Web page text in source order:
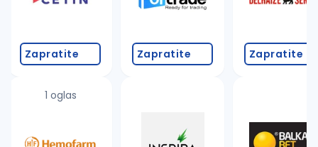
Zapratite
1 oglas
Zapratite Zapratite